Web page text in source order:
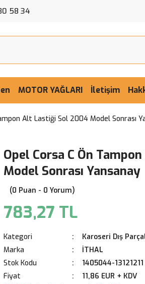
58 34
MOTOR YAĞLARI İletişim
Alt Lastiği Sol 2004 Model Sonrası
Opel Corsa C Ön
Model Sonrası Yansanay
(0 Puan - 0 Yorum)
783,27 TL
Kategori
Karoseri Dış
Marka
İTHAL
Stok Kodu
1405044-
Fiyat
11,86 EUR + KDV